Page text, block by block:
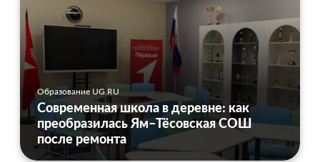
Образование UG.RU
Современная школа в деревне: как
преобразилась Ям–Тёсовская СОШ
после ремонта